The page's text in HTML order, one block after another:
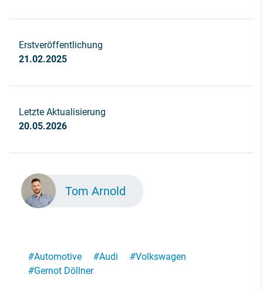
Erstveröffentlichung
21.02.2025
Letzte Aktualisierung
20.05.2026
Tom Arnold
#Automotive #Audi #Volkswagen
#Gernot Döllner